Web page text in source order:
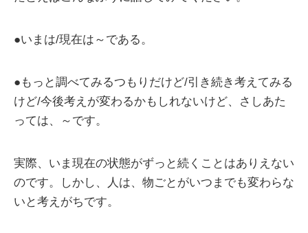
●いまは/現在は～である。
●もっと調べてみるつもりだけど/引き続き考えてみる
けど/今後考えが変わるかもしれないけど、さしあた
っては、～です。
実際、いま現在の状態がずっと続くことはありえない
のです。しかし、人は、物ごとがいつまでも変わらな
いと考えがちです。